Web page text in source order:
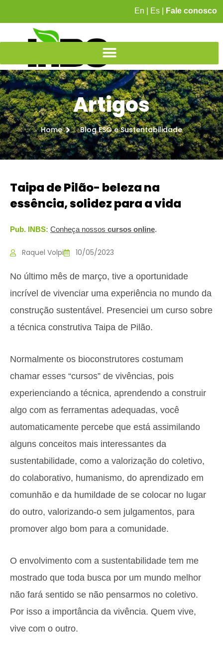
En Es Fale conosco
Artigos
Home Blog ESG e Sustentabilidade
Taipa de Pilão- beleza na
essência, solidez para a vida
Pub. INBS: Conheça nossos cursos online.
Raquel Volpi 10/05/2023
No último mês de março, tive a oportunidade
incrível de vivenciar uma experiência no mundo da
construção sustentável. Presenciei um curso sobre
a técnica construtiva Taipa de Pilão.
Normalmente os bioconstrutores costumam
chamar esses “cursos” de vivências, pois
experienciando a técnica, aprendendo a construir
algo com as ferramentas adequadas, você
automaticamente percebe que está assimilando
alguns conceitos mais interessantes da
sustentabilidade, como a valorização do coletivo,
do colaborativo, humanismo, do aprendizado em
comunhão e da humildade de se colocar no lugar
do outro, valorizando-o sem julgamentos, para
promover algo bom para a comunidade.
O envolvimento com a sustentabilidade tem me
mostrado que toda busca por um mundo melhor
não fará sentido se não pensarmos no coletivo.
Por isso a importância da vivência. Quem vive,
vive com o outro.